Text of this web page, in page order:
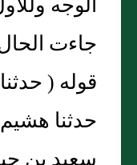
جاءت
قوله (
حدثنا